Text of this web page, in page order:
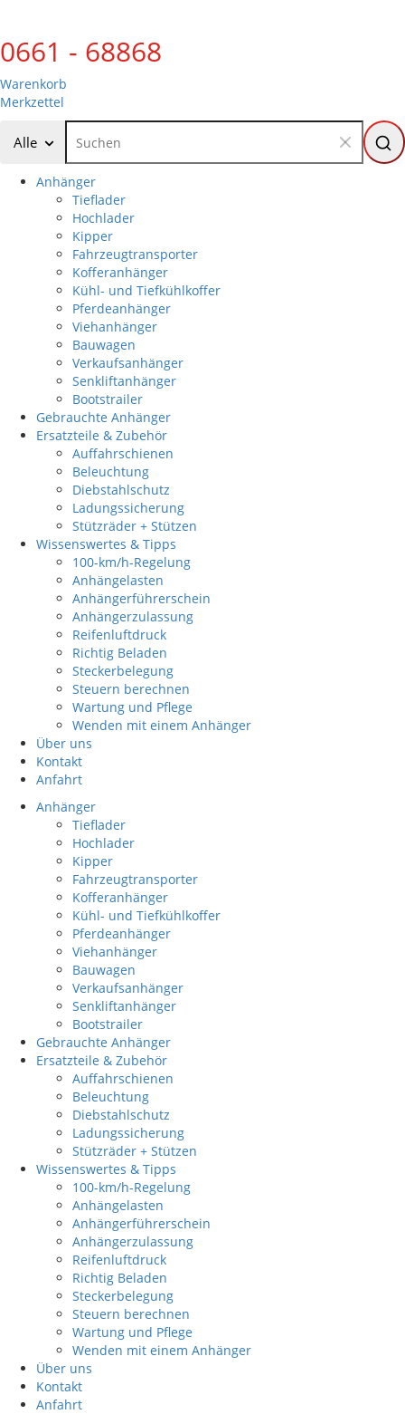
0661 - 68868
Warenkorb
Merkzettel
Alle
Anhänger
Tieflader
Hochlader
Kipper
Fahrzeugtransporter
Kofferanhänger
Kühl- und Tiefkühlkoffer
Pferdeanhänger
Viehanhänger
Bauwagen
Verkaufsanhänger
Senkliftanhänger
Bootstrailer
Gebrauchte Anhänger
Ersatzteile & Zubehör
Auffahrschienen
Beleuchtung
Diebstahlschutz
Ladungssicherung
Stützräder + Stützen
Wissenswertes & Tipps
100-km/h-Regelung
Anhängelasten
Anhängerführerschein
Anhängerzulassung
Reifenluftdruck
Richtig Beladen
Steckerbelegung
Steuern berechnen
Wartung und Pflege
Wenden mit einem Anhänger
Über uns
Kontakt
Anfahrt
Anhänger
Tieflader
Hochlader
Kipper
Fahrzeugtransporter
Kofferanhänger
Kühl- und Tiefkühlkoffer
Pferdeanhänger
Viehanhänger
Bauwagen
Verkaufsanhänger
Senkliftanhänger
Bootstrailer
Gebrauchte Anhänger
Ersatzteile & Zubehör
Auffahrschienen
Beleuchtung
Diebstahlschutz
Ladungssicherung
Stützräder + Stützen
Wissenswertes & Tipps
100-km/h-Regelung
Anhängelasten
Anhängerführerschein
Anhängerzulassung
Reifenluftdruck
Richtig Beladen
Steckerbelegung
Steuern berechnen
Wartung und Pflege
Wenden mit einem Anhänger
Über uns
Kontakt
Anfahrt